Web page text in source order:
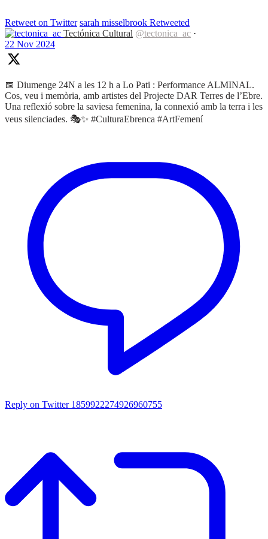
Retweet on Twitter sarah misselbrook Retweeted
Tectónica Cultural @tectonica_ac ·
22 Nov 2024
📅 Diumenge 24N a les 12 h a Lo Pati : Performance ALMINAL.
Cos, veu i memòria, amb artistes del Projecte DAR Terres de l’Ebre.
Una reflexió sobre la saviesa femenina, la connexió amb la terra i les
veus silenciades. 🎭✨ #CulturaEbrenca #ArtFemení
Reply on Twitter 1859922274926960755